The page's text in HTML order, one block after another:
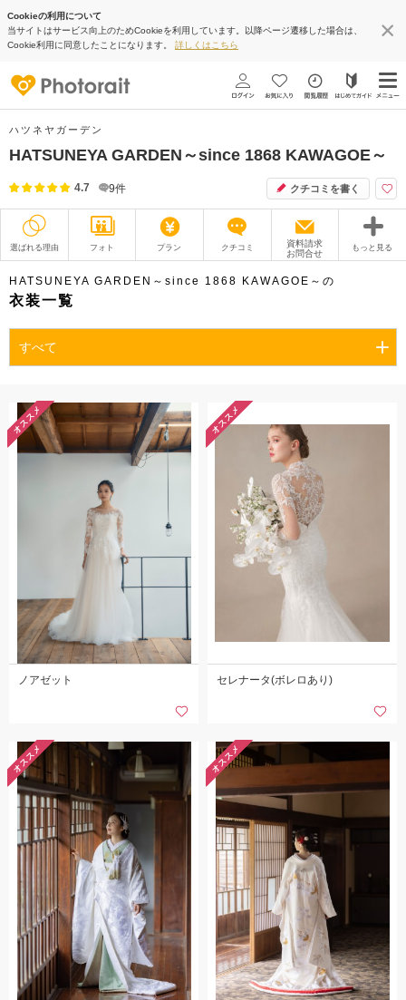
Cookieの利用について
当サイトはサービス向上のためCookieを利用しています。以降ページ遷移した場合は、
Cookie利用に同意したことになります。 詳しくはこちら
ハツネヤガーデン
HATSUNEYA GARDEN～since 1868 KAWAGOE～
4.7 9件 クチコミを書く
選ばれる理由 フォト プラン クチコミ
資料請求
お問合せ
もっと見る
撮影レポート フォトグラファー
オプション
こだわりポイント
豊富な色打掛・着物
庭園での撮影 衣装の試着 フォト＋会食
結婚式場での撮影
家族・友人と撮影
歴史的建造物での撮影 撮影前の打ち合わせ
HATSUNEYA GARDEN～since 1868 KAWAGOE～の
衣装一覧
すべて
オススメ
ノアゼット
オススメ
セレナータ(ボレロあり)
オススメ オススメ